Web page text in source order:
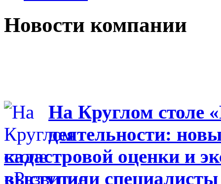
Новости компании
На Круглом столе
деятельности:
кадастровой оценки и
выступили